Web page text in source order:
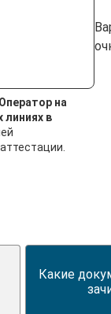
Оператор на
линиях в
Какие